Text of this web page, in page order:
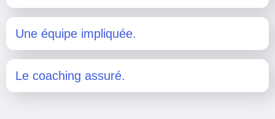
Une équipe impliquée.
Le coaching assuré.